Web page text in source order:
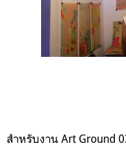
สำหรับงาน Art Ground